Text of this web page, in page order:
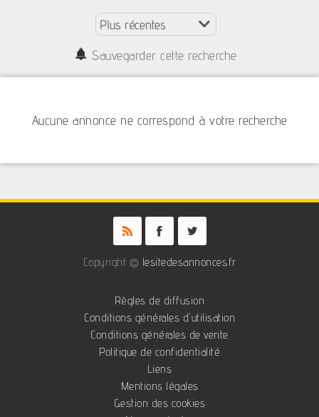
Sauvegarder cette recherche
Aucune annonce ne correspond à votre recherche
Copyright © lesitedesannonces.fr
Règles de diffusion
Conditions générales d'utilisation
Conditions générales de vente
Politique de confidentialité
Liens
Mentions légales
Gestion des cookies